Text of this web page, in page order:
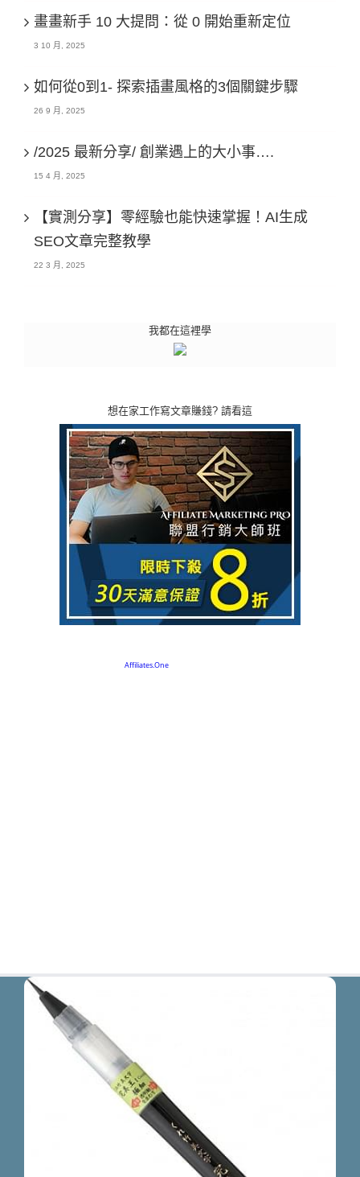
畫畫新手 10 大提問：從 0 開始重新定位
3 10 月, 2025
如何從0到1- 探索插畫風格的3個關鍵步驟
26 9 月, 2025
/2025 最新分享/ 創業遇上的大小事….
15 4 月, 2025
【實測分享】零經驗也能快速掌握！AI生成
SEO文章完整教學
22 3 月, 2025
我都在這裡學
想在家工作寫文章賺錢? 請看這